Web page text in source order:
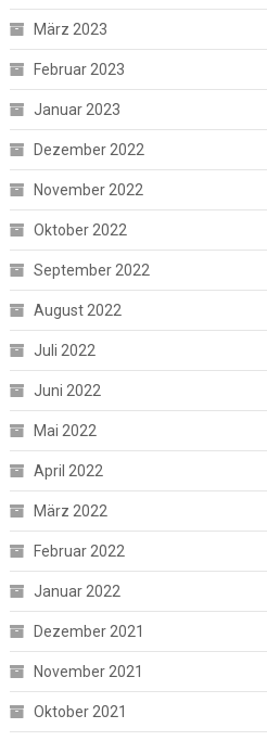
März 2023
Februar 2023
Januar 2023
Dezember 2022
November 2022
Oktober 2022
September 2022
August 2022
Juli 2022
Juni 2022
Mai 2022
April 2022
März 2022
Februar 2022
Januar 2022
Dezember 2021
November 2021
Oktober 2021